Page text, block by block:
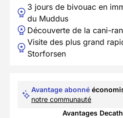
3 jours de bivouac en
du Muddus
Découverte de la cani-
Visite des plus grand
Storforsen
Avantage abonné
notre communauté
Avantages